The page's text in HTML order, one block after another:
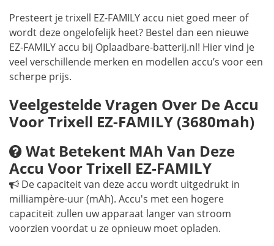
Presteert je trixell EZ-FAMILY accu niet goed meer of
wordt deze ongelofelijk heet? Bestel dan een nieuwe
EZ-FAMILY accu bij Oplaadbare-batterij.nl! Hier vind je
veel verschillende merken en modellen accu’s voor een
scherpe prijs.
Veelgestelde Vragen Over De Accu
Voor Trixell EZ-FAMILY (3680mah)
Wat Betekent MAh Van Deze
Accu Voor Trixell EZ-FAMILY
De capaciteit van deze accu wordt uitgedrukt in
milliampère-uur (mAh). Accu's met een hogere
capaciteit zullen uw apparaat langer van stroom
voorzien voordat u ze opnieuw moet opladen.